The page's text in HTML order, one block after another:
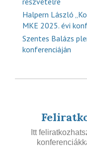
Halpern László
MKE 2025. évi
Szentes Balázs
konferenciáján
Itt